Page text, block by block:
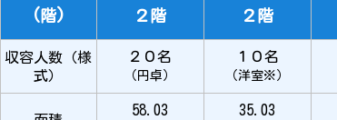
(階)
２階
２階
収容人数（様
式）
２０名
（円卓）
１０名
（洋室※）
58.03 35.03